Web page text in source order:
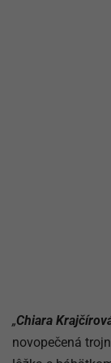
„Chiara
novopečená